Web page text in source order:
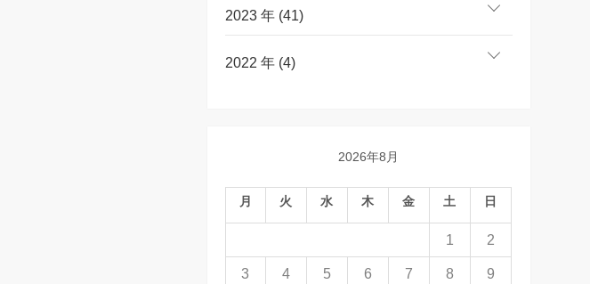
2023 年 (41)
2022 年 (4)
2026年8月
月 火 水 木 金 土 日
1 2
3 4 5 6 7 8 9